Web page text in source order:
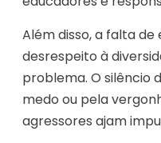
Além disso, a falta
desrespeito à
problema. O silêncio
medo ou pela
agressores ajam